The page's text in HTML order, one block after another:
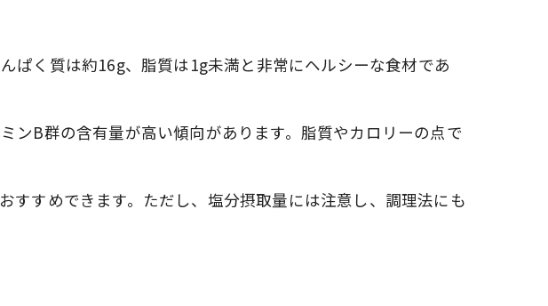
ぱく質は約16g、脂質は1g未満と非常にヘルシーな食材であ
ンB群の含有量が高い傾向があります。脂質やカロリーの点で
すすめできます。ただし、塩分摂取量には注意し、調理法にも